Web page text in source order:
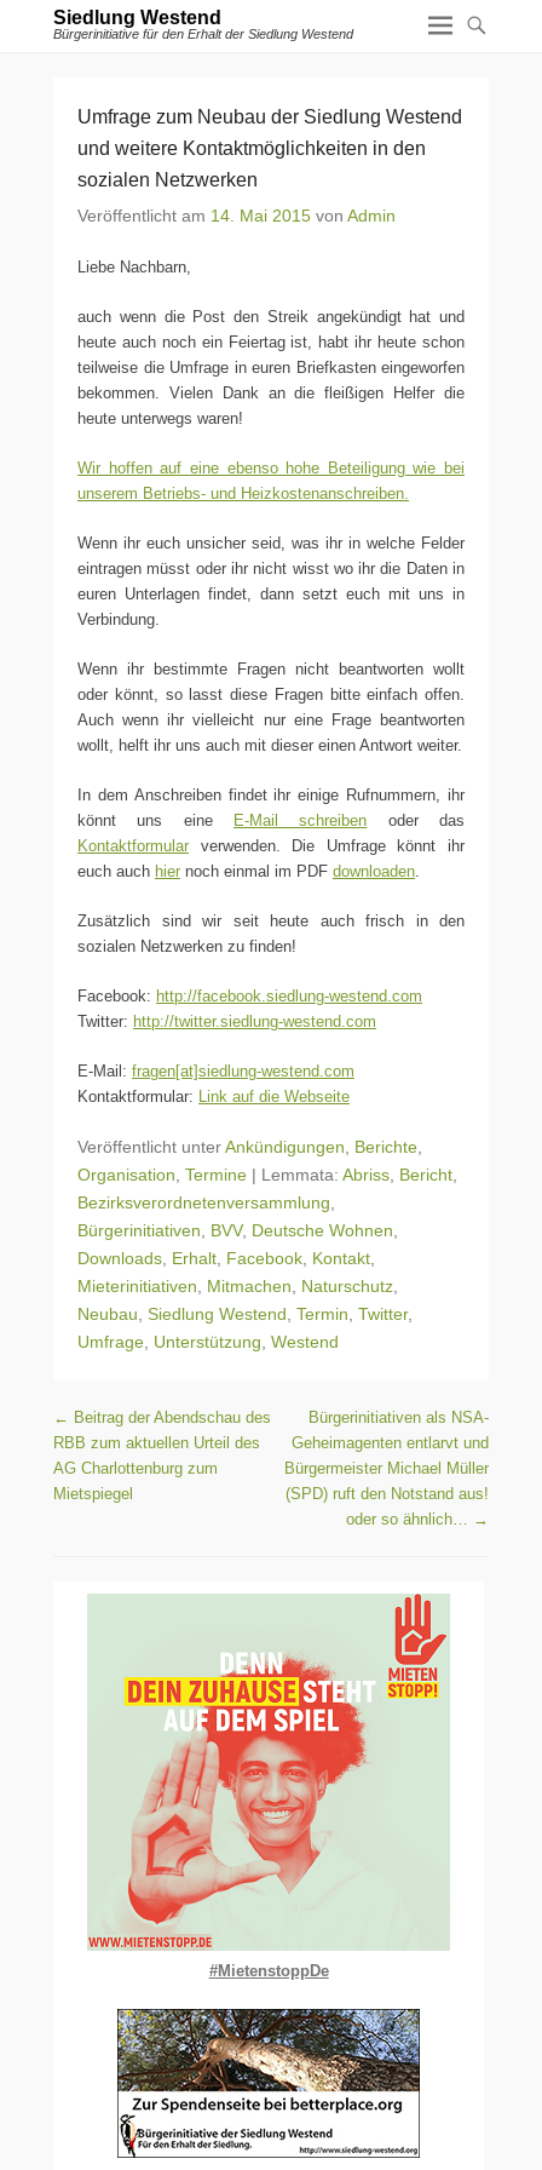
Siedlung Westend
Bürgerinitiative für den Erhalt der Siedlung Westend
Umfrage zum Neubau der Siedlung Westend
und weitere Kontaktmöglichkeiten in den
sozialen Netzwerken
Veröffentlicht am 14. Mai 2015 von Admin
Liebe Nachbarn,
auch wenn die Post den Streik angekündigt hat und
heute auch noch ein Feiertag ist, habt ihr heute schon
teilweise die Umfrage in euren Briefkasten eingeworfen
bekommen. Vielen Dank an die fleißigen Helfer die
heute unterwegs waren!
Wir hoffen auf eine ebenso hohe Beteiligung wie bei
unserem Betriebs- und Heizkostenanschreiben.
Wenn ihr euch unsicher seid, was ihr in welche Felder
eintragen müsst oder ihr nicht wisst wo ihr die Daten in
euren Unterlagen findet, dann setzt euch mit uns in
Verbindung.
Wenn ihr bestimmte Fragen nicht beantworten wollt
oder könnt, so lasst diese Fragen bitte einfach offen.
Auch wenn ihr vielleicht nur eine Frage beantworten
wollt, helft ihr uns auch mit dieser einen Antwort weiter.
In dem Anschreiben findet ihr einige Rufnummern, ihr
könnt uns eine
E-Mail schreiben oder das
Kontaktformular verwenden. Die Umfrage könnt ihr
euch auch hier noch einmal im PDF downloaden.
Zusätzlich sind wir seit heute auch frisch in den
sozialen Netzwerken zu finden!
Facebook: http://facebook.siedlung-westend.com
Twitter: http://twitter.siedlung-westend.com
E-Mail: fragen[at]siedlung-westend.com
Kontaktformular: Link auf die Webseite
Veröffentlicht unterAnkündigungen Berichte
Organisation Termine | Lemmata: Abriss Bericht
Bezirksverordnetenversammlung
Bürgerinitiativen
BVV, Deutsche Wohnen
Downloads Erhalt Facebook Kontakt
Mieterinitiativen
Mitmachen Naturschutz
Neubau Siedlung Westend Termin Twitter,
Umfrage Unterstützung Westend
Beitragsnavigation
← Beitrag der Abendschau des
RBB zum aktuellen Urteil des
AG Charlottenburg zum
Mietspiegel
Bürgerinitiativen als NSA-
Geheimagenten entlarvt und
Bürgermeister Michael Müller
(SPD) ruft den Notstand aus!
oder so ähnlich… →
#MietenstoppDe